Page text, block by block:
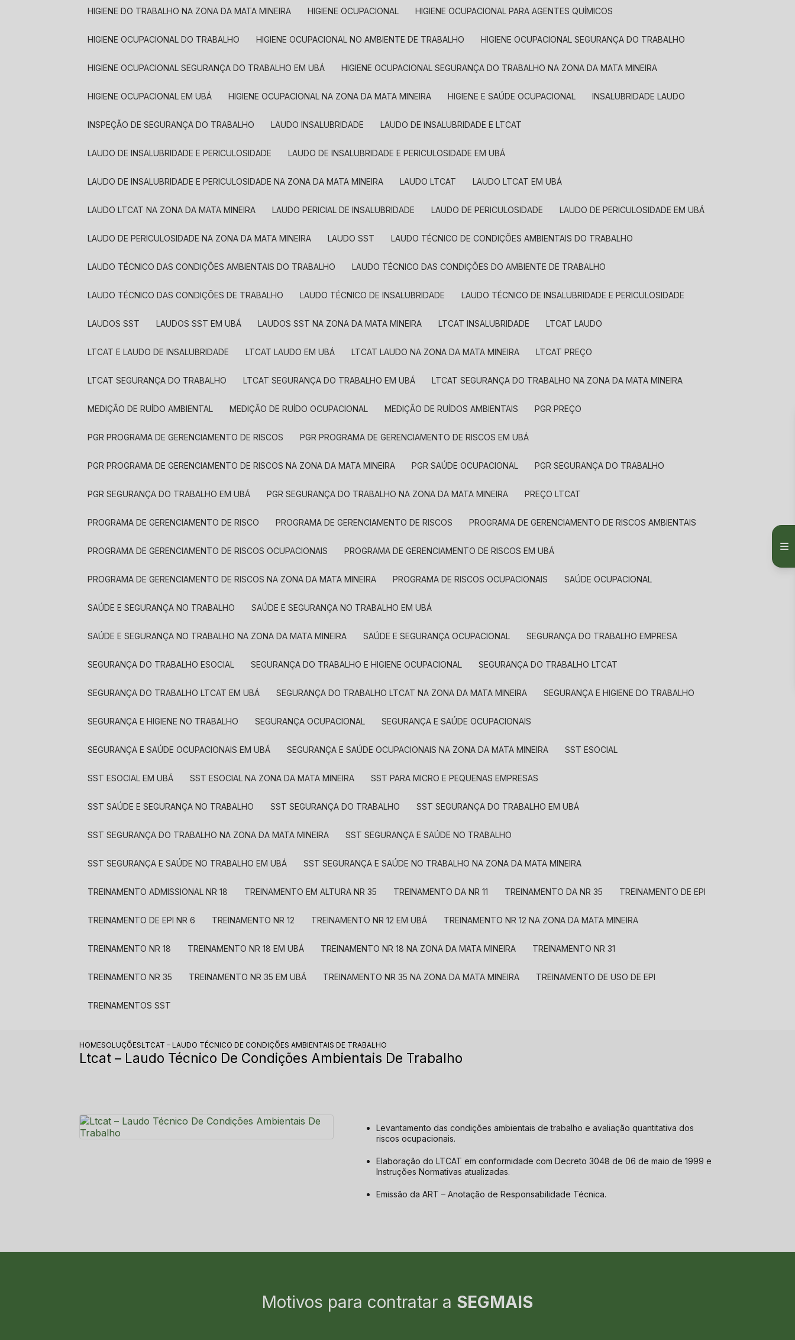
HIGIENE DO TRABALHO NA ZONA DA MATA MINEIRA HIGIENE OCUPACIONAL HIGIENE OCUPACIONAL PARA AGENTES QUÍMICOS
HIGIENE OCUPACIONAL DO TRABALHO HIGIENE OCUPACIONAL NO AMBIENTE DE TRABALHO HIGIENE OCUPACIONAL SEGURANÇA DO TRABALHO
HIGIENE OCUPACIONAL SEGURANÇA DO TRABALHO EM UBÁ HIGIENE OCUPACIONAL SEGURANÇA DO TRABALHO NA ZONA DA MATA MINEIRA
HIGIENE OCUPACIONAL EM UBÁ HIGIENE OCUPACIONAL NA ZONA DA MATA MINEIRA HIGIENE E SAÚDE OCUPACIONAL INSALUBRIDADE LAUDO
INSPEÇÃO DE SEGURANÇA DO TRABALHO LAUDO INSALUBRIDADE LAUDO DE INSALUBRIDADE E LTCAT
LAUDO DE INSALUBRIDADE E PERICULOSIDADE LAUDO DE INSALUBRIDADE E PERICULOSIDADE EM UBÁ
LAUDO DE INSALUBRIDADE E PERICULOSIDADE NA ZONA DA MATA MINEIRA LAUDO LTCAT LAUDO LTCAT EM UBÁ
LAUDO LTCAT NA ZONA DA MATA MINEIRA LAUDO PERICIAL DE INSALUBRIDADE LAUDO DE PERICULOSIDADE LAUDO DE PERICULOSIDADE EM UBÁ
LAUDO DE PERICULOSIDADE NA ZONA DA MATA MINEIRA LAUDO SST​ LAUDO TÉCNICO DE CONDIÇÕES AMBIENTAIS DO TRABALHO
LAUDO TÉCNICO DAS CONDIÇÕES AMBIENTAIS DO TRABALHO LAUDO TÉCNICO DAS CONDIÇÕES DO AMBIENTE DE TRABALHO
LAUDO TÉCNICO DAS CONDIÇÕES DE TRABALHO LAUDO TÉCNICO DE INSALUBRIDADE LAUDO TÉCNICO DE INSALUBRIDADE E PERICULOSIDADE
LAUDOS SST​ LAUDOS SST​ EM UBÁ LAUDOS SST​ NA ZONA DA MATA MINEIRA LTCAT INSALUBRIDADE LTCAT LAUDO
LTCAT E LAUDO DE INSALUBRIDADE LTCAT LAUDO EM UBÁ LTCAT LAUDO NA ZONA DA MATA MINEIRA LTCAT PREÇO
LTCAT SEGURANÇA DO TRABALHO LTCAT SEGURANÇA DO TRABALHO EM UBÁ LTCAT SEGURANÇA DO TRABALHO NA ZONA DA MATA MINEIRA
MEDIÇÃO DE RUÍDO AMBIENTAL MEDIÇÃO DE RUÍDO OCUPACIONAL MEDIÇÃO DE RUÍDOS AMBIENTAIS PGR PREÇO
PGR PROGRAMA DE GERENCIAMENTO DE RISCOS PGR PROGRAMA DE GERENCIAMENTO DE RISCOS EM UBÁ
PGR PROGRAMA DE GERENCIAMENTO DE RISCOS NA ZONA DA MATA MINEIRA PGR SAÚDE OCUPACIONAL PGR SEGURANÇA DO TRABALHO
PGR SEGURANÇA DO TRABALHO EM UBÁ PGR SEGURANÇA DO TRABALHO NA ZONA DA MATA MINEIRA PREÇO LTCAT
PROGRAMA DE GERENCIAMENTO DE RISCO PROGRAMA DE GERENCIAMENTO DE RISCOS PROGRAMA DE GERENCIAMENTO DE RISCOS AMBIENTAIS
PROGRAMA DE GERENCIAMENTO DE RISCOS OCUPACIONAIS PROGRAMA DE GERENCIAMENTO DE RISCOS EM UBÁ
PROGRAMA DE GERENCIAMENTO DE RISCOS NA ZONA DA MATA MINEIRA PROGRAMA DE RISCOS OCUPACIONAIS SAÚDE OCUPACIONAL
SAÚDE E SEGURANÇA NO TRABALHO SAÚDE E SEGURANÇA NO TRABALHO EM UBÁ
SAÚDE E SEGURANÇA NO TRABALHO NA ZONA DA MATA MINEIRA SAÚDE E SEGURANÇA OCUPACIONAL SEGURANÇA DO TRABALHO EMPRESA
SEGURANÇA DO TRABALHO ESOCIAL SEGURANÇA DO TRABALHO E HIGIENE OCUPACIONAL SEGURANÇA DO TRABALHO LTCAT
SEGURANÇA DO TRABALHO LTCAT EM UBÁ SEGURANÇA DO TRABALHO LTCAT NA ZONA DA MATA MINEIRA SEGURANÇA E HIGIENE DO TRABALHO
SEGURANÇA E HIGIENE NO TRABALHO SEGURANÇA OCUPACIONAL SEGURANÇA E SAÚDE OCUPACIONAIS
SEGURANÇA E SAÚDE OCUPACIONAIS EM UBÁ SEGURANÇA E SAÚDE OCUPACIONAIS NA ZONA DA MATA MINEIRA SST ESOCIAL
SST ESOCIAL EM UBÁ SST ESOCIAL NA ZONA DA MATA MINEIRA SST PARA MICRO E PEQUENAS EMPRESAS
SST SAÚDE E SEGURANÇA NO TRABALHO SST SEGURANÇA DO TRABALHO SST SEGURANÇA DO TRABALHO EM UBÁ
SST SEGURANÇA DO TRABALHO NA ZONA DA MATA MINEIRA SST SEGURANÇA E SAÚDE NO TRABALHO
SST SEGURANÇA E SAÚDE NO TRABALHO EM UBÁ SST SEGURANÇA E SAÚDE NO TRABALHO NA ZONA DA MATA MINEIRA
TREINAMENTO ADMISSIONAL NR 18 TREINAMENTO EM ALTURA NR 35 TREINAMENTO DA NR 11 TREINAMENTO DA NR 35 TREINAMENTO DE EPI
TREINAMENTO DE EPI NR 6 TREINAMENTO NR 12 TREINAMENTO NR 12 EM UBÁ TREINAMENTO NR 12 NA ZONA DA MATA MINEIRA
TREINAMENTO NR 18 TREINAMENTO NR 18 EM UBÁ TREINAMENTO NR 18 NA ZONA DA MATA MINEIRA TREINAMENTO NR 31
TREINAMENTO NR 35 TREINAMENTO NR 35 EM UBÁ TREINAMENTO NR 35 NA ZONA DA MATA MINEIRA TREINAMENTO DE USO DE EPI
TREINAMENTOS SST​
HOMESOLUÇÕESLTCAT – LAUDO TÉCNICO DE CONDIÇÕES AMBIENTAIS DE TRABALHO
Ltcat – Laudo Técnico De Condições Ambientais De Trabalho
Levantamento das condições ambientais de trabalho e avaliação quantitativa dos
riscos ocupacionais.
Elaboração do LTCAT em conformidade com Decreto 3048 de 06 de maio de 1999 e
Instruções Normativas atualizadas.
Emissão da ART – Anotação de Responsabilidade Técnica.
Motivos para contratar a SEGMAIS